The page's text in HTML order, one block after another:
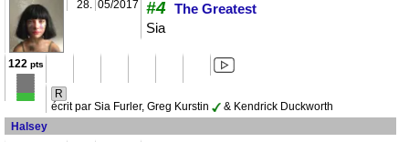
28. 05/2017 #4 The Greatest
Sia
122 pts
R
écrit par Sia Furler, Greg Kurstin
& Kendrick Duckworth
Halsey